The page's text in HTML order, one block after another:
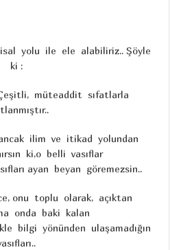
yolu ile ele alabiliriz.. Şöyle
ki :
müteaddit sıfatlarla
ilim ve itikad yolundan
ki,o belli vasıflar
ayan beyan göremezsin..
onu toplu olarak, açıktan
onda baki kalan
bilgi yönünden ulaşamadığın